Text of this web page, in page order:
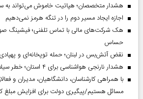
هشدار متخصصان؛ هپاتیت خاموش می‌تواند به
اجازه ایجاد مسیر دوم را در تنگه هرمز نمی‌دهیم
هک شرکت‌های مالی با تماس تلفنی؛ فیشینگ
حساس
نقض آتش‌بس در لبنان؛ حمله توپخانه‌ای و
هشدار نارنجی هواشناسی برای ۴ استان؛ خطر سیلاب و رعدوبرق در ارتفاعات
با همراهی کارشناسان، دانشگاهیان، مدیران و
مسائل هستیم/پیگیری دولت برای افزایش مبلغ